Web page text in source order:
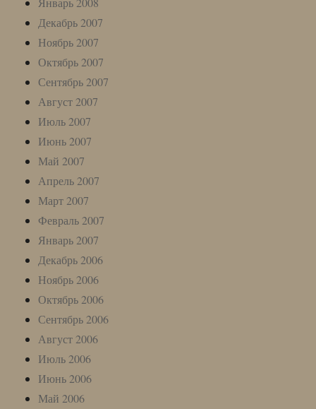
Декабрь 2007
Ноябрь 2007
Октябрь 2007
Сентябрь 2007
Август 2007
Июль 2007
Июнь 2007
Май 2007
Апрель 2007
Март 2007
Февраль 2007
Январь 2007
Декабрь 2006
Ноябрь 2006
Октябрь 2006
Сентябрь 2006
Август 2006
Июль 2006
Июнь 2006
Май 2006